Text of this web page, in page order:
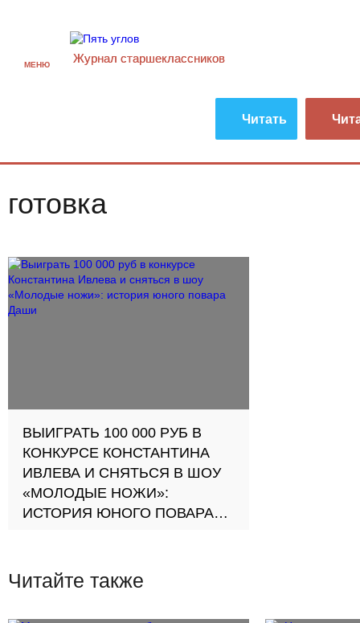
МЕНЮ Журнал старшекласcников
Читать
готовка
ВЫИГРАТЬ 100 000 РУБ В
КОНКУРСЕ КОНСТАНТИНА
ИВЛЕВА И СНЯТЬСЯ В ШОУ
«МОЛОДЫЕ НОЖИ»:
ИСТОРИЯ ЮНОГО ПОВАРА
кондитером и поваром Дашей
Читайте также